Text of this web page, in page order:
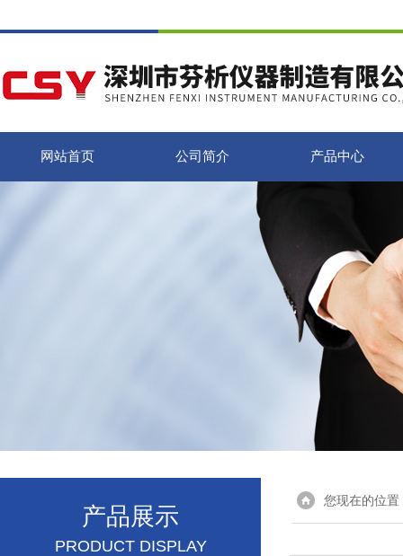
网站首页 公司简介 产品中心
产品展示
PRODUCT DISPLAY
您现在的位置